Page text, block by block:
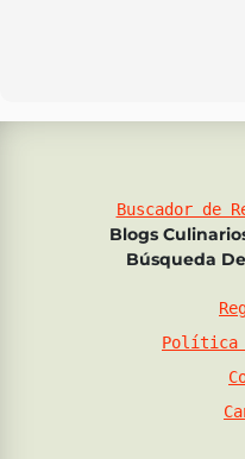
Buscador de
Blogs
Búsqueda
Política